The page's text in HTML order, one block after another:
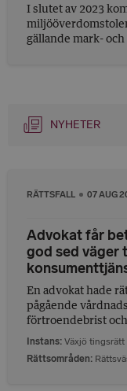
I slutet av 2023
gällande mark-
NYHETER
RÄTTSFALL 07 AUG
Advokat får
god sed väger
En advokat hade
pågående
förtroendebrist
Instans Växjö tingsrätt
Rättsområden